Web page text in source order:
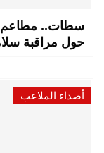
سطات.. مطاعم
حول مراقبة
أصداء الملاعب